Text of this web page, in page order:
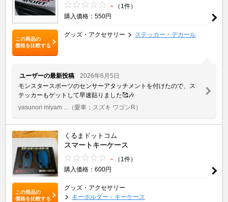
この商品の
価格を比較する
-
（1件）
購入価格：550円
グッズ・アクセサリー ステッカー・デカール
ユーザーの最新投稿
2026年6月5日
モンスタースポーツのセンサーアタッチメントを付けたので、ス
テッカーもゲットして早速貼りました🥰🎶
yasunori miyam ...
（愛車：スズキ ワゴンR）
この商品の
価格を比較する
くるまドットコム
スマートキーケース
-
（1件）
購入価格：600円
グッズ・アクセサリー
キーホルダー・キーケース